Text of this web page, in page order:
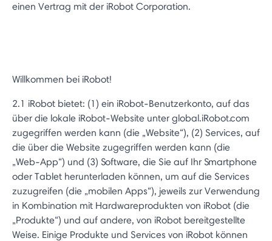
einen Vertrag mit der iRobot Corporation.
Willkommen bei iRobot!
2.1 iRobot bietet: (1) ein iRobot-Benutzerkonto, auf das
über die lokale iRobot-Website unter global.iRobot.com
zugegriffen werden kann (die „Website“), (2) Services, auf
die über die Website zugegriffen werden kann (die
„Web-App“) und (3) Software, die Sie auf Ihr Smartphone
oder Tablet herunterladen können, um auf die Services
zuzugreifen (die „mobilen Apps“), jeweils zur Verwendung
in Kombination mit Hardwareprodukten von iRobot (die
„Produkte“) und auf andere, von iRobot bereitgestellte
Weise. Einige Produkte und Services von iRobot können